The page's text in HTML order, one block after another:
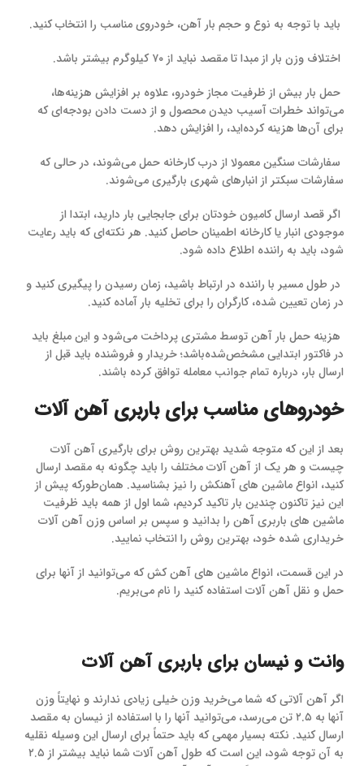
باید با توجه به نوع و حجم بار آهن، خودروی مناسب را انتخاب کنید.
اختلاف وزن بار از مبدا تا مقصد نباید از ۷۰ کیلوگرم بیشتر باشد.
حمل بار بیش از ظرفیت مجاز خودرو، علاوه بر افزایش هزینه‌ها،
می‌تواند خطرات آسیب دیدن محصول و از دست دادن بودجه‌ای که
برای آن‌ها هزینه کرده‌اید، را افزایش دهد.
سفارشات سنگین معمولا از درب کارخانه حمل می‌شوند، در حالی که
سفارشات سبکتر از انبارهای شهری بارگیری می‌شوند.
اگر قصد ارسال کامیون خودتان برای جابجایی بار دارید، ابتدا از
موجودی انبار یا کارخانه اطمینان حاصل کنید. هر نکته‌ای که باید رعایت
شود، باید به راننده اطلاع داده شود.
در طول مسیر با راننده در ارتباط باشید، زمان رسیدن را پیگیری کنید و
در زمان تعیین شده، کارگران را برای تخلیه بار آماده کنید.
هزینه حمل بار آهن توسط مشتری پرداخت می‌شود و این مبلغ باید
در فاکتور ابتدایی مشخص‌شده‌باشد؛ خریدار و فروشنده باید قبل از
ارسال بار، درباره تمام جوانب معامله توافق کرده باشند.
خودروهای مناسب برای باربری آهن آلات
بعد از این که متوجه شدید بهترین روش برای بارگیری آهن آلات
چیست و هر یک از آهن آلات مختلف را باید چگونه به مقصد ارسال
کنید، انواع ماشین های آهنکش را نیز بشناسید. همان‌طورکه پیش از
این نیز تاکنون چندین بار تاکید کردیم، شما اول از همه باید ظرفیت
ماشین های باربری آهن را بدانید و سپس بر اساس وزن آهن آلات
خریداری شده خود، بهترین روش را انتخاب نمایید.
در این قسمت، انواع ماشین های آهن کش که می‌توانید از آنها برای
حمل و نقل آهن آلات استفاده کنید را نام می‌بریم.
وانت و نیسان برای باربری آهن آلات
اگر آهن آلاتی که شما می‌خرید وزن خیلی زیادی ندارند و نهایتاً وزن
آنها به ۲.۵ تن می‌رسد، می‌توانید آنها را با استفاده از نیسان به مقصد
ارسال کنید. نکته بسیار مهمی که باید حتماً برای ارسال این وسیله نقلیه
به آن توجه شود، این است که طول آهن آلات شما نباید بیشتر از ۲.۵